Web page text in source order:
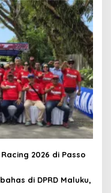
2026 di Passo
di DPRD Maluku,